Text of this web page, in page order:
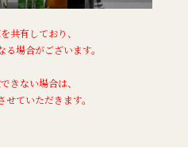
共有しており、
場合がございます。
きない場合は、
ていただきます。